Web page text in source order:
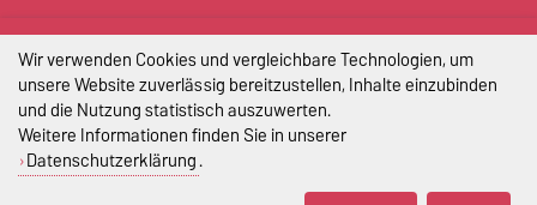
Impressum
Datenschutz
Barrierefreiheit
Cookie-Einstellungen
Wir verwenden Cookies und vergleichbare Technologien, um
unsere Website zuverlässig bereitzustellen, Inhalte einzubinden
und die Nutzung statistisch auszuwerten.
Weitere Informationen finden Sie in unserer
Datenschutzerklärung.